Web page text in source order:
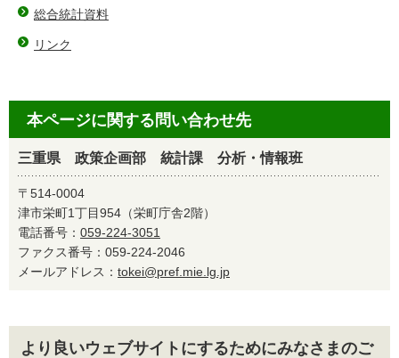
総合統計資料
リンク
本ページに関する問い合わせ先
三重県 政策企画部 統計課 分析・情報班
〒514-0004
津市栄町1丁目954（栄町庁舎2階）
電話番号： 059-224-3051
ファクス番号：059-224-2046
メールアドレス： tokei@pref.mie.lg.jp
より良いウェブサイトにするためにみなさまのご